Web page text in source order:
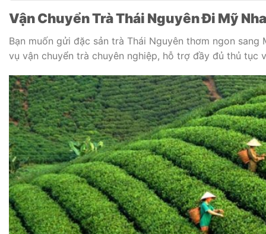
Vận Chuyển Trà Thái Nguyên Đi Mỹ
Bạn muốn gửi đặc sản trà Thái Nguyên thơm ngon
vụ vận chuyển trà chuyên nghiệp, hỗ trợ đầy đủ thủ tục